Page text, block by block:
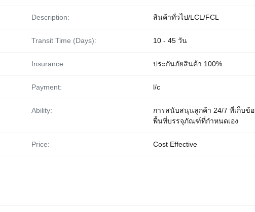
Description: สินค้าทั่วไป/LCL/FCL
Transit Time (Days): 10 - 45 วัน
Insurance: ประกันภัยสินค้า 100%
Payment: l/c
Ability:
การสนับสนุนลูกค้า 24/7 ที่เก็บข้
พื้นที่บรรจุภัณฑ์ที่กำหนดเอง
Price: Cost Effective